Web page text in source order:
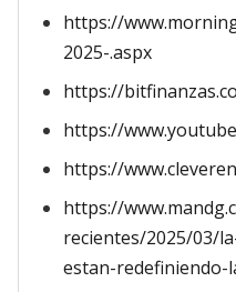
https://
2025-.aspx
https://
https://
https://
https://
recientes/2025/03/
estan-